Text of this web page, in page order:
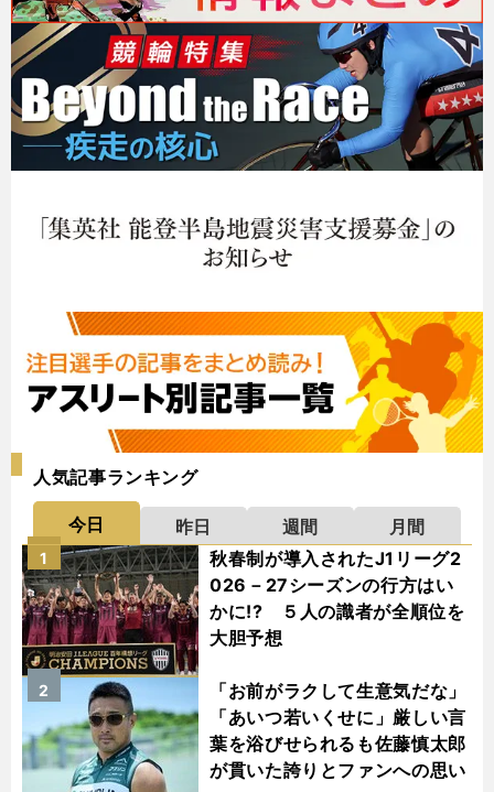
人気記事ランキング
今日 昨日 週間
月間
秋春制が導入されたJ1リーグ2
026－27シーズンの行方はい
かに!? ５人の識者が全順位を
大胆予想
1
「お前がラクして生意気だな」
「あいつ若いくせに」厳しい言
葉を浴びせられるも佐藤慎太郎
が貫いた誇りとファンへの思い
2